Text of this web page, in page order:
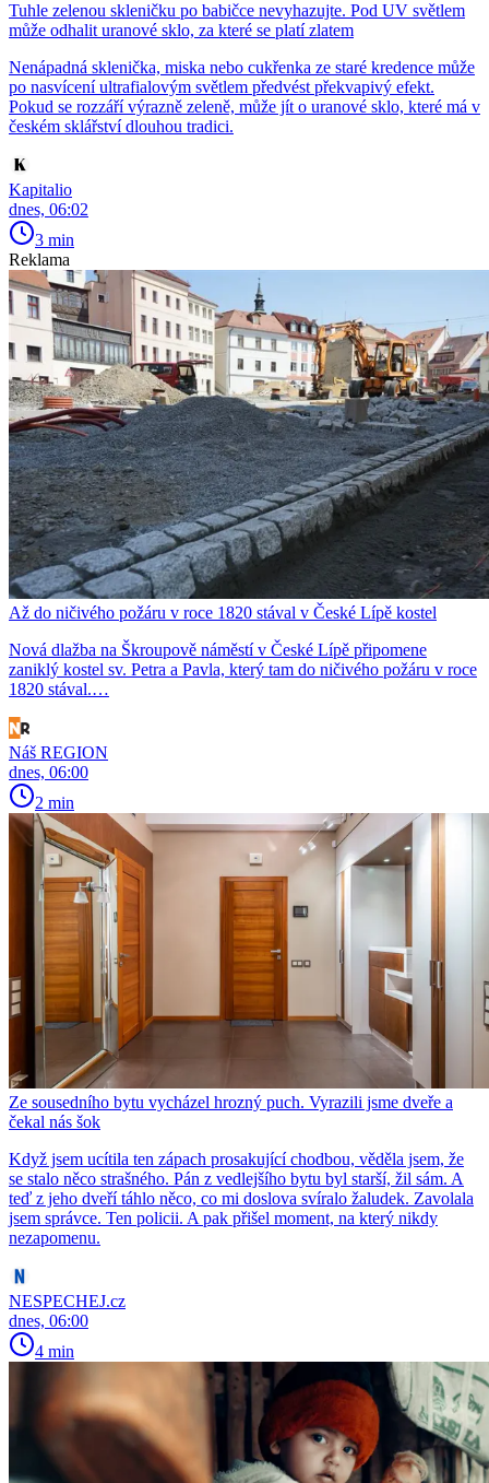
Tuhle zelenou skleničku po babičce nevyhazujte. Pod UV světlem
může odhalit uranové sklo, za které se platí zlatem
Nenápadná sklenička, miska nebo cukřenka ze staré kredence může
po nasvícení ultrafialovým světlem předvést překvapivý efekt.
Pokud se rozzáří výrazně zeleně, může jít o uranové sklo, které má v
českém sklářství dlouhou tradici.
Kapitalio
dnes, 06:02
3 min
Reklama
Až do ničivého požáru v roce 1820 stával v České Lípě kostel
Nová dlažba na Škroupově náměstí v České Lípě připomene
zaniklý kostel sv. Petra a Pavla, který tam do ničivého požáru v roce
1820 stával.…
Náš REGION
dnes, 06:00
2 min
Ze sousedního bytu vycházel hrozný puch. Vyrazili jsme dveře a
čekal nás šok
Když jsem ucítila ten zápach prosakující chodbou, věděla jsem, že
se stalo něco strašného. Pán z vedlejšího bytu byl starší, žil sám. A
teď z jeho dveří táhlo něco, co mi doslova svíralo žaludek. Zavolala
jsem správce. Ten policii. A pak přišel moment, na který nikdy
nezapomenu.
NESPECHEJ.cz
dnes, 06:00
4 min